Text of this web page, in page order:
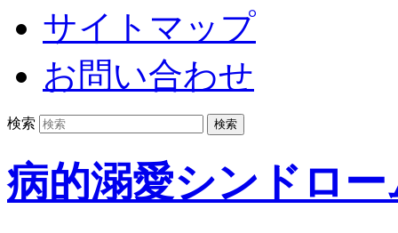
サイトマップ
お問い合わせ
検索
病的溺愛シンドロー